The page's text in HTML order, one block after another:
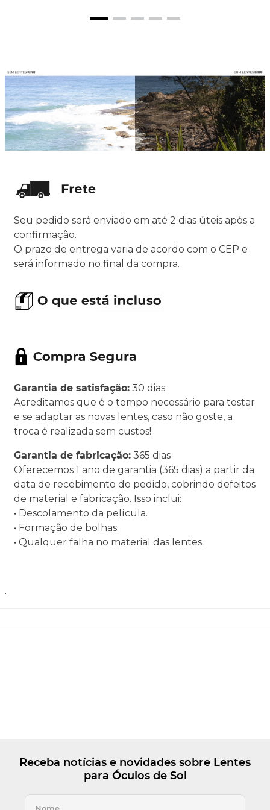
Seu pedido será enviado em até 2 dias úteis após a
confirmação.
O prazo de entrega varia de acordo com o CEP e
será informado no final da compra.
Garantia de satisfação: 30 dias
Acreditamos que é o tempo necessário para testar
e se adaptar as novas lentes, caso não goste, a
troca é realizada sem custos!
Garantia de fabricação: 365 dias
Oferecemos 1 ano de garantia (365 dias) a partir da
data de recebimento do pedido, cobrindo defeitos
de material e fabricação. Isso inclui:
• Descolamento da película.
• Formação de bolhas.
• Qualquer falha no material das lentes.
.
Receba notícias e novidades sobre Lentes
para Óculos de Sol